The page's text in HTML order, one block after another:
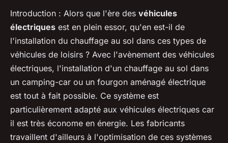
Introduction : Alors que l'ère des véhicules
électriques est en plein essor, qu'en est-il de
l'installation du chauffage au sol dans ces types de
véhicules de loisirs ? Avec l'avènement des véhicules
électriques, l'installation d'un chauffage au sol dans
un camping-car ou un fourgon aménagé électrique
est tout à fait possible. Ce système est
particulièrement adapté aux véhicules électriques car
il est très économe en énergie. Les fabricants
travaillent d'ailleurs à l'optimisation de ces systèmes